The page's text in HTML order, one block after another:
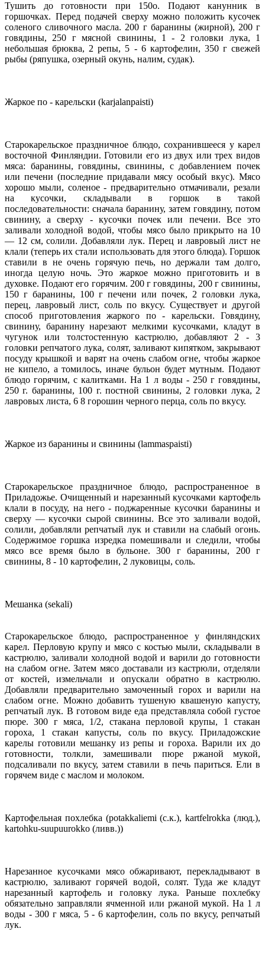
Тушить до готовности при 150о. Подают канунник в
горшочках. Перед подачей сверху можно положить кусочек
соленого сливочного масла. 200 г баранины (жирной), 200 г
говядины, 250 г мясной свинины, 1 - 2 головки лука, 1
небольшая брюква, 2 репы, 5 - 6 картофелин, 350 г свежей
рыбы (ряпушка, озерный окунь, налим, судак).
Жаркое по - карельски (karjalanpaisti)
Старокарельское праздничное блюдо, сохранившееся у карел
восточной Финляндии. Готовили его из двух или трех видов
мяса: баранины, говядины, свинины, с добавлением почек
или печени (последние придавали мясу особый вкус). Мясо
хорошо мыли, соленое - предварительно отмачивали, резали
на кусочки, складывали в горшок в такой
последовательности: сначала баранину, затем говядину, потом
свинину, а сверху - кусочки почек или печени. Все это
заливали холодной водой, чтобы мясо было прикрыто на 10
— 12 см, солили. Добавляли лук. Перец и лавровый лист не
клали (теперь их стали использовать для этого блюда). Горшок
ставили в не очень горячую печь, но держали там долго,
иногда целую ночь. Это жаркое можно приготовить и в
духовке. Подают его горячим. 200 г говядины, 200 г свинины,
150 г баранины, 100 г печени или почек, 2 головки лука,
перец, лавровый лист, соль по вкусу. Существует и другой
способ приготовления жаркого по - карельски. Говядину,
свинину, баранину нарезают мелкими кусочками, кладут в
чугунок или толстостенную кастрюлю, добавляют 2 - 3
головки репчатого лука, солят, заливают кипятком, закрывают
посуду крышкой и варят на очень слабом огне, чтобы жаркое
не кипело, а томилось, иначе бульон будет мутным. Подают
блюдо горячим, с калитками. На 1 л воды - 250 г говядины,
250 г. баранины, 100 г. постной свинины, 2 головки лука, 2
лавровых листа, 6 8 горошин черного перца, соль по вкусу.
Жаркое из баранины и свинины (lammaspaisti)
Старокарельское праздничное блюдо, распространенное в
Приладожье. Очищенный и нарезанный кусочками картофель
клали в посуду, на него - поджаренные кусочки баранины и
сверху — кусочки сырой свинины. Все это заливали водой,
солили, добавляли репчатый лук и ставили на слабый огонь.
Содержимое горшка изредка помешивали и следили, чтобы
мясо все время было в бульоне. 300 г баранины, 200 г
свинины, 8 - 10 картофелин, 2 луковицы, соль.
Мешанка (sekali)
Старокарельское блюдо, распространенное у финляндских
карел. Перловую крупу и мясо с костью мыли, складывали в
кастрюлю, заливали холодной водой и варили до готовности
на слабом огне. Затем мясо доставали из кастрюли, отделяли
от костей, измельчали и опускали обратно в кастрюлю.
Добавляли предварительно замоченный горох и варили на
слабом огне. Можно добавить тушеную квашеную капусту,
репчатый лук. В готовом виде еда представляла собой густое
пюре. 300 г мяса, 1/2, стакана перловой крупы, 1 стакан
гороха, 1 стакан капусты, соль по вкусу. Приладожские
карелы готовили мешанку из репы и гороха. Варили их до
готовности, толкли, замешивали пюре ржаной мукой,
подсаливали по вкусу, затем ставили в печь париться. Ели в
горячем виде с маслом и молоком.
Картофельная похлебка (potakkaliemi (с.к.), kartfelrokka (люд.),
kartohku-suupuurokko (ливв.))
Нарезанное кусочками мясо обжаривают, перекладывают в
кастрюлю, заливают горячей водой, солят. Туда же кладут
нарезанный картофель и головку лука. Раньше похлебку
обязательно заправляли ячменной или ржаной мукой. На 1 л
воды - 300 г мяса, 5 - 6 картофелин, соль по вкусу, репчатый
лук.